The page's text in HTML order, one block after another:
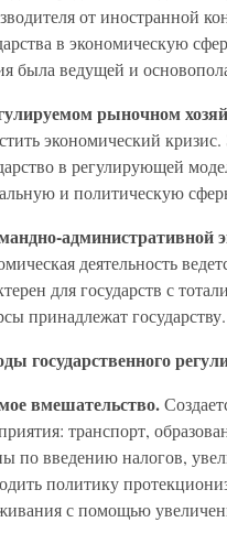
от иностранной
в экономическую
была ведущей и
рыночном
экономический
в регулирующей
и политическую
административной
деятельность
для государств с
принадлежат государству.
государственного
вмешательство.
транспорт,
по введению налогов,
политику
с помощью